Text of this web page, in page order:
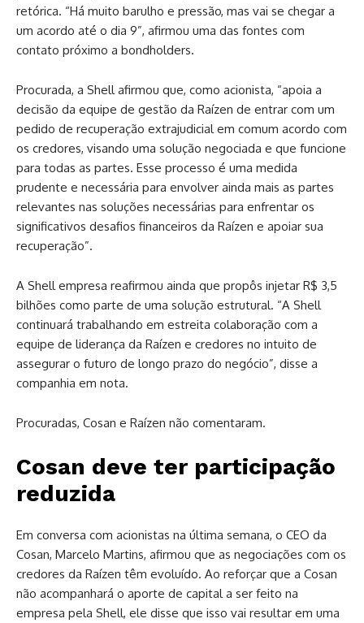
retórica. “Há muito barulho e pressão, mas vai se chegar a
um acordo até o dia 9”, afirmou uma das fontes com
contato próximo a bondholders.
Procurada, a Shell afirmou que, como acionista, “apoia a
decisão da equipe de gestão da Raízen de entrar com um
pedido de recuperação extrajudicial em comum acordo com
os credores, visando uma solução negociada e que funcione
para todas as partes. Esse processo é uma medida
prudente e necessária para envolver ainda mais as partes
relevantes nas soluções necessárias para enfrentar os
significativos desafios financeiros da Raízen e apoiar sua
recuperação”.
A Shell empresa reafirmou ainda que propôs injetar R$ 3,5
bilhões como parte de uma solução estrutural. “A Shell
continuará trabalhando em estreita colaboração com a
equipe de liderança da Raízen e credores no intuito de
assegurar o futuro de longo prazo do negócio”, disse a
companhia em nota.
Procuradas, Cosan e Raízen não comentaram.
Cosan deve ter participação
reduzida
Em conversa com acionistas na última semana, o CEO da
Cosan, Marcelo Martins, afirmou que as negociações com os
credores da Raízen têm evoluído. Ao reforçar que a Cosan
não acompanhará o aporte de capital a ser feito na
empresa pela Shell, ele disse que isso vai resultar em uma